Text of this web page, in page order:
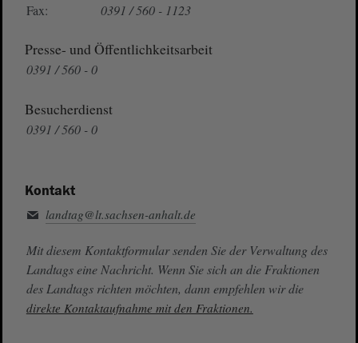
Fax:
0391 / 560 - 1123
Presse- und Öffentlichkeitsarbeit
0391 / 560 - 0
Besucherdienst
0391 / 560 - 0
Kontakt
landtag@lt.sachsen-anhalt.de
Mit diesem Kontaktformular senden Sie der Verwaltung des
Landtags eine Nachricht. Wenn Sie sich an die Fraktionen
des Landtags richten möchten, dann empfehlen wir die
direkte Kontaktaufnahme mit den Fraktionen.